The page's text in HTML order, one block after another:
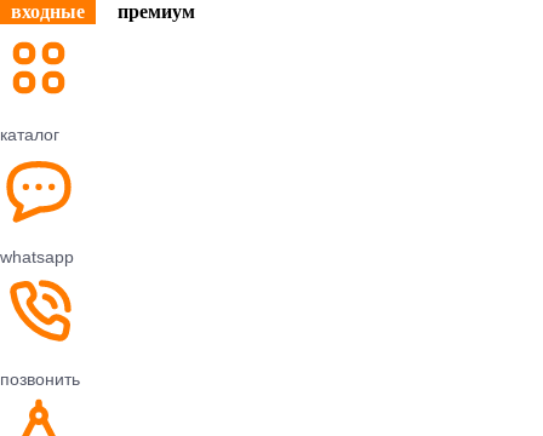
входные премиум
каталог
whatsapp
позвонить